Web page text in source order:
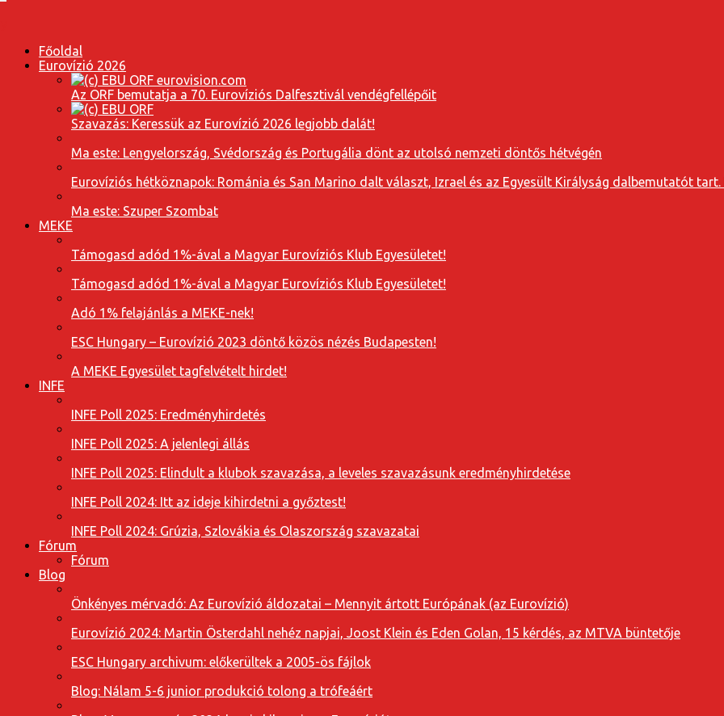
Főoldal
Eurovízió 2026
Az ORF bemutatja a 70. Eurovíziós Dalfesztivál vendégfellépőit
Szavazás: Keressük az Eurovízió 2026 legjobb dalát!
Ma este: Lengyelország, Svédország és Portugália dönt az utolsó nemzeti döntős hétvégén
Eurovíziós hétköznapok: Románia és San Marino dalt választ, Izrael és az Egyesült Királyság dalbemutatót tart.
Ma este: Szuper Szombat
MEKE
Támogasd adód 1%-ával a Magyar Eurovíziós Klub Egyesületet!
Támogasd adód 1%-ával a Magyar Eurovíziós Klub Egyesületet!
Adó 1% felajánlás a MEKE-nek!
ESC Hungary – Eurovízió 2023 döntő közös nézés Budapesten!
A MEKE Egyesület tagfelvételt hirdet!
INFE
INFE Poll 2025: Eredményhirdetés
INFE Poll 2025: A jelenlegi állás
INFE Poll 2025: Elindult a klubok szavazása, a leveles szavazásunk eredményhirdetése
INFE Poll 2024: Itt az ideje kihirdetni a győztest!
INFE Poll 2024: Grúzia, Szlovákia és Olaszország szavazatai
Fórum
Fórum
Blog
Önkényes mérvadó: Az Eurovízió áldozatai – Mennyit ártott Európának (az Eurovízió)
Eurovízió 2024: Martin Österdahl nehéz napjai, Joost Klein és Eden Golan, 15 kérdés, az MTVA büntetője
ESC Hungary archivum: előkerültek a 2005-ös fájlok
Blog: Nálam 5-6 junior produkció tolong a trófeáért